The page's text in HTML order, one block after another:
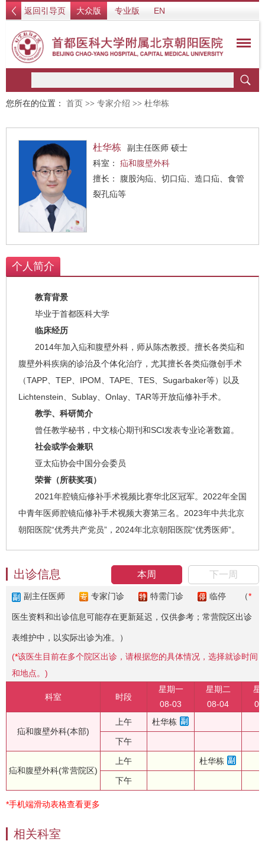
返回引导页 大众版 专业版 EN
您所在的位置： 首页 >> 专家介绍 >> 杜华栋
杜华栋
副主任医师 硕士
科室： 疝和腹壁外科
擅长： 腹股沟疝、切口疝、造口疝、食管
裂孔疝等
个人简介
教育背景
毕业于首都医科大学
临床经历
2014年加入疝和腹壁外科，师从陈杰教授。擅长各类疝和
腹壁外科疾病的诊治及个体化治疗，尤其擅长各类疝微创手术
（TAPP、TEP、IPOM、TAPE、TES、Sugarbaker等）以及
Lichtenstein、Sublay、Onlay、TAR等开放疝修补手术。
教学、科研简介
曾任教学秘书，中文核心期刊和SCI发表专业论著数篇。
社会或学会兼职
亚太疝协会中国分会委员
荣誉（所获奖项）
2021年腔镜疝修补手术视频比赛华北区冠军。2022年全国
中青年医师腔镜疝修补手术视频大赛第三名。2023年中共北京
朝阳医院“优秀共产党员”，2024年北京朝阳医院“优秀医师”。
本周 下一周
出诊信息
副主任医师 专家门诊 特需门诊 临停 （*
医生资料和出诊信息可能存在更新延迟，仅供参考；常营院区出诊
表维护中，以实际出诊为准。）
(*该医生目前在多个院区出诊，请根据您的具体情况，选择就诊时间
和地点。)
科室 时段
星期一
08-03
星期二
08-04
星
疝和腹壁外科(本部)
上午 杜华栋
下午
疝和腹壁外科(常营院区)
上午 杜华栋
下午
*手机端滑动表格查看更多
相关科室